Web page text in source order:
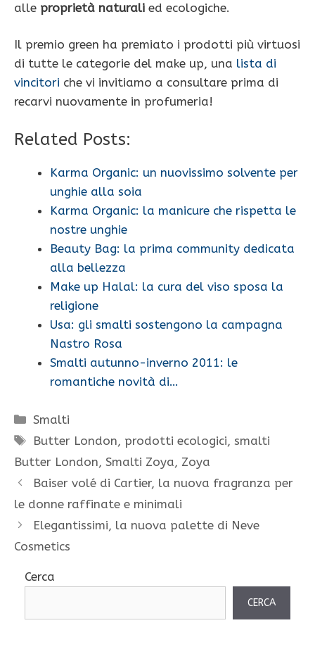
alle proprietà naturali ed ecologiche.
Il premio green ha premiato i prodotti più virtuosi
di tutte le categorie del make up, una lista di
vincitori che vi invitiamo a consultare prima di
recarvi nuovamente in profumeria!
Related Posts:
Karma Organic: un nuovissimo solvente per
unghie alla soia
Karma Organic: la manicure che rispetta le
nostre unghie
Beauty Bag: la prima community dedicata
alla bellezza
Make up Halal: la cura del viso sposa la
religione
Usa: gli smalti sostengono la campagna
Nastro Rosa
Smalti autunno-inverno 2011: le
romantiche novità di…
Categorie
Smalti
Tag
Butter London, prodotti ecologici,smalti
Butter London, Smalti Zoya, Zoya
Baiser volé di Cartier, la nuova fragranza per
le donne raffinate e minimali
Elegantissimi, la nuova palette di Neve
Cosmetics
Cerca
CERCA